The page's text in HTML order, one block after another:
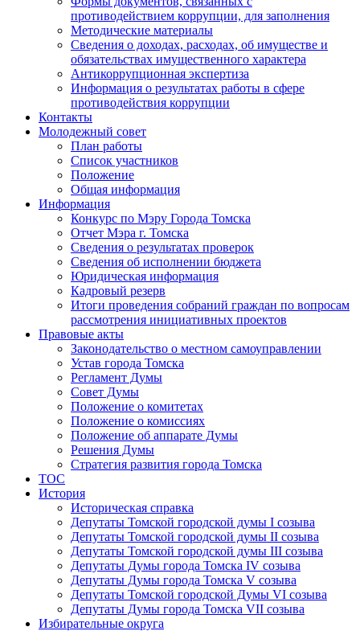
противодействием коррупции, для заполнения
Методические материалы
Сведения о доходах, расходах, об имуществе и
обязательствах имущественного характера
Антикоррупционная экспертиза
Информация о результатах работы в сфере
противодействия коррупции
Контакты
Молодежный совет
План работы
Список участников
Положение
Общая информация
Информация
Конкурс по Мэру Города Томска
Отчет Мэра г. Томска
Сведения о результатах проверок
Сведения об исполнении бюджета
Юридическая информация
Кадровый резерв
Итоги проведения собраний граждан по вопросам
рассмотрения инициативных проектов
Правовые акты
Законодательство о местном самоуправлении
Устав города Томска
Регламент Думы
Совет Думы
Положение о комитетах
Положение о комиссиях
Положение об аппарате Думы
Решения Думы
Стратегия развития города Томска
ТОС
История
Историческая справка
Депутаты Томской городской думы I созыва
Депутаты Томской городской думы II созыва
Депутаты Томской городской думы III созыва
Депутаты Думы города Томска IV созыва
Депутаты Думы города Томска V созыва
Депутаты Томской городской Думы VI созыва
Депутаты Думы города Томска VII созыва
Избирательные округа